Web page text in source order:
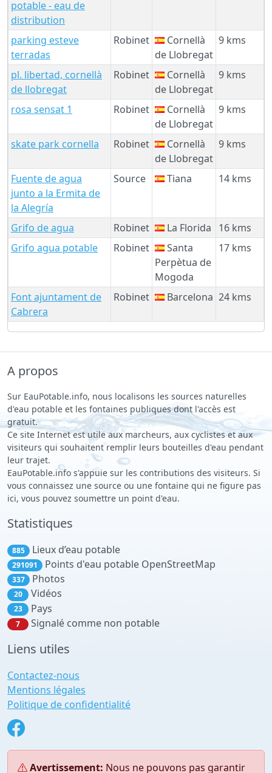
potable - eau de
distribution
parking esteve
terradas
Robinet
Cornellà
de Llobregat
9 kms
pl. libertad, cornellà
de llobregat
Robinet
Cornellà
de Llobregat
9 kms
rosa sensat 1 Robinet
Cornellà
de Llobregat
9 kms
skate park cornella Robinet
Cornellà
de Llobregat
9 kms
Fuente de agua
junto a la Ermita de
la Alegría
Source Tiana 14 kms
Grifo de agua Robinet La Florida
16 kms
Grifo agua potable
Robinet
Santa
Perpètua de
Mogoda
17 kms
Font ajuntament de
Cabrera
Robinet Barcelona 24 kms
A propos
Sur EauPotable.info, nous localisons les sources naturelles
d'eau potable et les fontaines publiques dont l'accès est
gratuit.
Ce site Internet est utile aux marcheurs, aux cyclistes et aux
visiteurs qui souhaitent remplir leurs bouteilles d'eau pendant
leur trajet.
EauPotable.info s'appuie sur les contributions des visiteurs. Si
vous connaissez une source ou une fontaine qui ne figure pas
ici, vous pouvez soumettre un point d'eau.
Statistiques
885 Lieux d’eau potable
291091 Points d'eau potable OpenStreetMap
337 Photos
20 Vidéos
23 Pays
7 Signalé comme non potable
Liens utiles
Contactez-nous
Mentions légales
Politique de confidentialité
Avertissement: Nous ne pouvons pas garantir